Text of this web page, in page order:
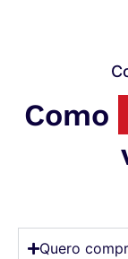
Como
Quero